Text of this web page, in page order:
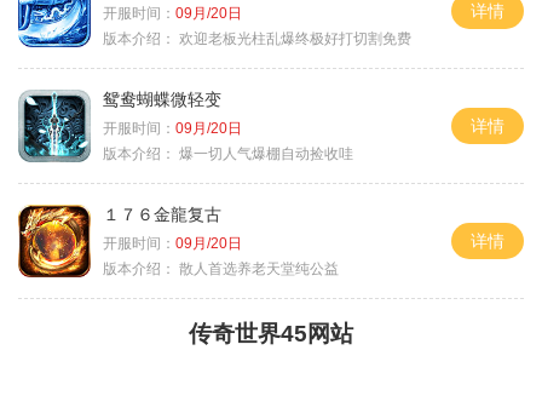
开服时间： 09月/20日
版本介绍： 欢迎老板光柱乱爆终极好打切割免费
详情
鸳鸯蝴蝶微轻变
开服时间： 09月/20日
版本介绍： 爆一切人气爆棚自动捡收哇
详情
１７６金龍复古
开服时间： 09月/20日
版本介绍： 散人首选养老天堂纯公益
详情
传奇世界45网站